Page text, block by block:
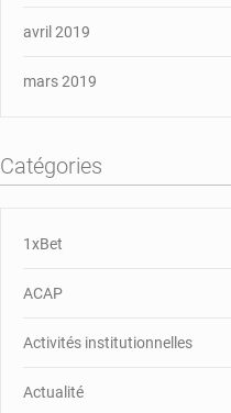
avril 2019
mars 2019
Catégories
1xBet
ACAP
Activités institutionnelles
Actualité